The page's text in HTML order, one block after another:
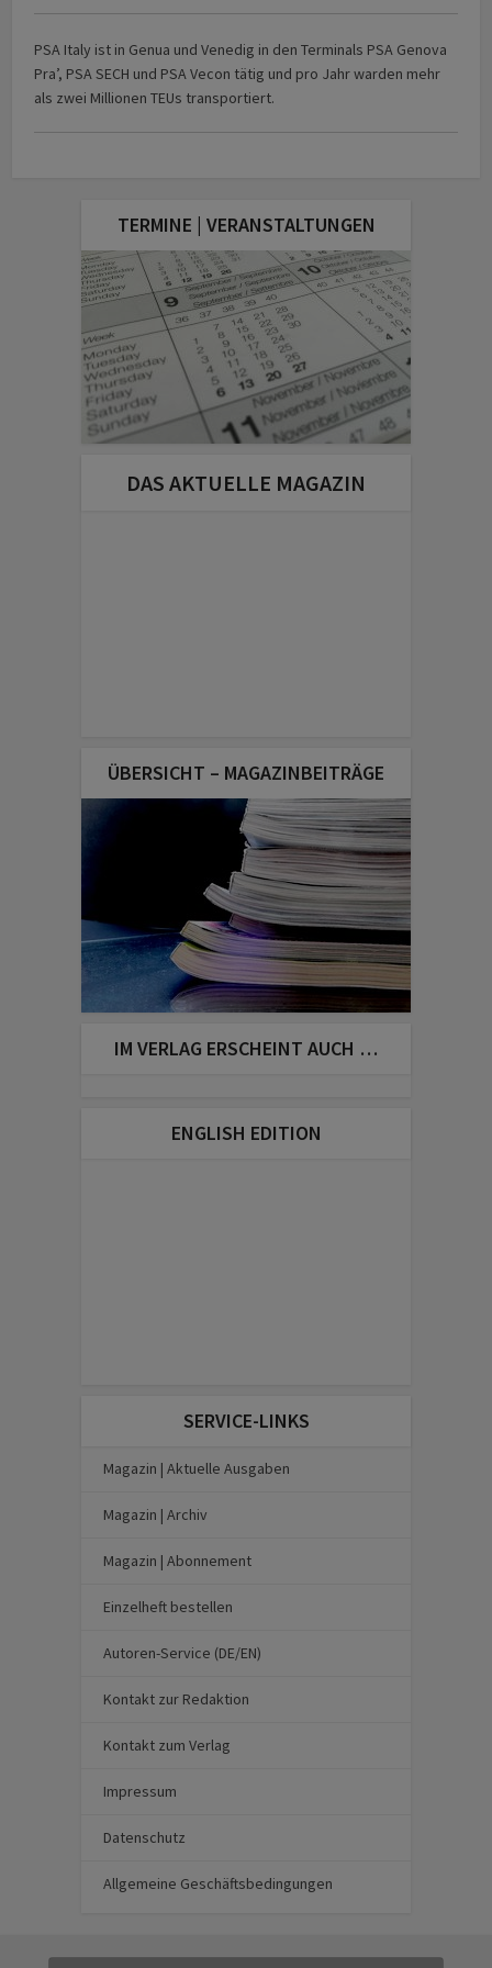
PSA Italy ist in Genua und Venedig in den Terminals PSA Genova
Pra’, PSA SECH und PSA Vecon tätig und pro Jahr warden mehr
als zwei Millionen TEUs transportiert.
TERMINE | VERANSTALTUNGEN
DAS AKTUELLE MAGAZIN
ÜBERSICHT – MAGAZINBEITRÄGE
IM VERLAG ERSCHEINT AUCH …
ENGLISH EDITION
SERVICE-LINKS
Magazin | Aktuelle Ausgaben
Magazin | Archiv
Magazin | Abonnement
Einzelheft bestellen
Autoren-Service (DE/EN)
Kontakt zur Redaktion
Kontakt zum Verlag
Impressum
Datenschutz
Allgemeine Geschäftsbedingungen